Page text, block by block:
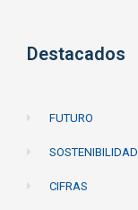
Destacados
FUTURO
SOSTENIBILIDAD
CIFRAS